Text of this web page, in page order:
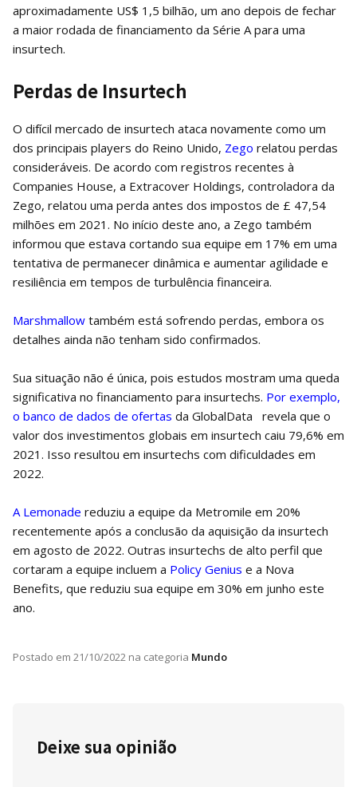
aproximadamente US$ 1,5 bilhão, um ano depois de fechar
a maior rodada de financiamento da Série A para uma
insurtech.
Perdas de Insurtech
O difícil mercado de insurtech ataca novamente como um
dos principais players do Reino Unido, Zego relatou perdas
consideráveis. De acordo com registros recentes à
Companies House, a Extracover Holdings, controladora da
Zego, relatou uma perda antes dos impostos de £ 47,54
milhões em 2021. No início deste ano, a Zego também
informou que estava cortando sua equipe em 17% em uma
tentativa de permanecer dinâmica e aumentar agilidade e
resiliência em tempos de turbulência financeira.
Marshmallow também está sofrendo perdas, embora os
detalhes ainda não tenham sido confirmados.
Sua situação não é única, pois estudos mostram uma queda
significativa no financiamento para insurtechs. Por exemplo,
o banco de dados de ofertas da GlobalData revela que o
valor dos investimentos globais em insurtech caiu 79,6% em
2021. Isso resultou em insurtechs com dificuldades em
2022.
A Lemonade reduziu a equipe da Metromile em 20%
recentemente após a conclusão da aquisição da insurtech
em agosto de 2022. Outras insurtechs de alto perfil que
cortaram a equipe incluem a Policy Genius e a Nova
Benefits, que reduziu sua equipe em 30% em junho este
ano.
Postado em 21/10/2022 na categoria Mundo
Deixe sua opinião